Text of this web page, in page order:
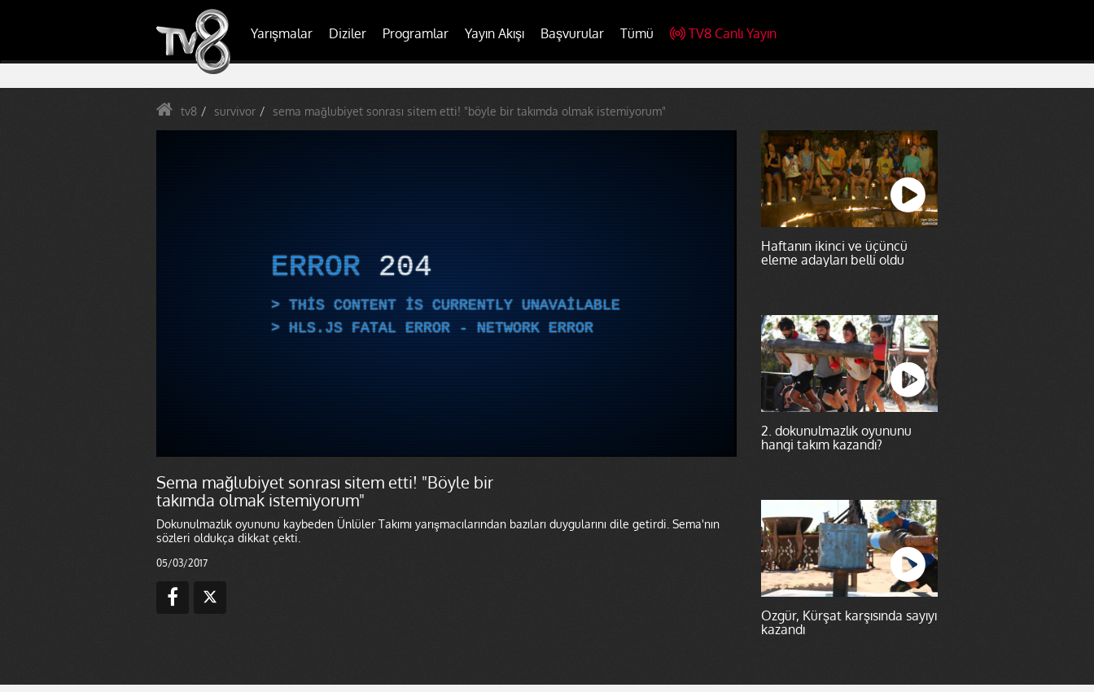
Yarışmalar Diziler Programlar Yayın Akışı Başvurular Tümü TV8 Canlı Yayın
tv8 survivor sema mağlubiyet sonrası sitem etti! "böyle bir takımda olmak istemiyorum"
ERROR 204
THIS CONTENT IS CURRENTLY UNAVAILABLE
HLS.JS FATAL ERROR - NETWORK ERROR
Sema mağlubiyet sonrası sitem etti! "Böyle bir
takımda olmak istemiyorum"
Dokunulmazlık oyununu kaybeden Ünlüler Takımı yarışmacılarından bazıları duygularını dile getirdi. Sema'nın
sözleri oldukça dikkat çekti.
05/03/2017
Haftanın ikinci ve üçüncü
eleme adayları belli oldu
2. dokunulmazlık oyununu
hangi takım kazandı?
Özgür, Kürşat karşısında sayıyı
kazandı